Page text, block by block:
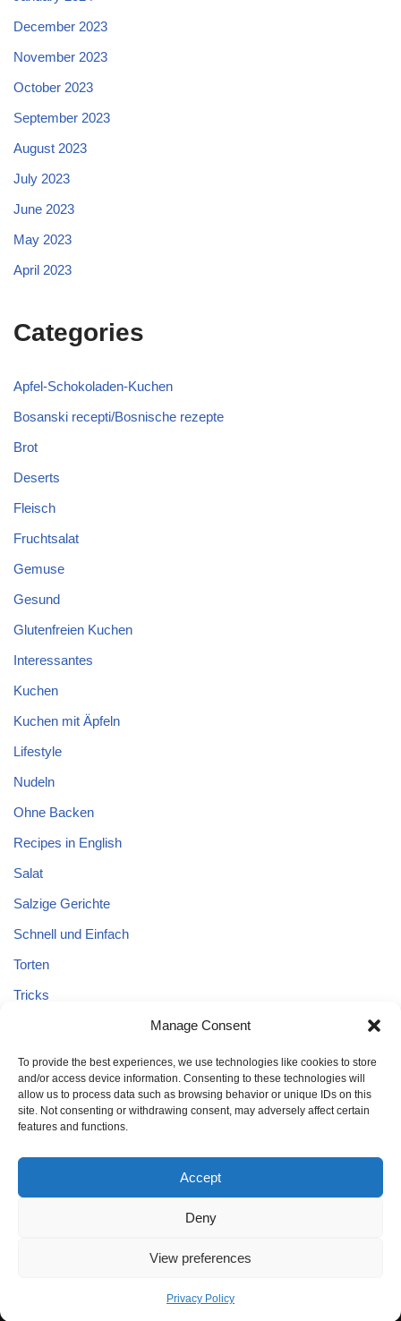
Manage Consent
To provide the best experiences, we use technologies like cookies to store
and/or access device information. Consenting to these technologies will
allow us to process data such as browsing behavior or unique IDs on this
site. Not consenting or withdrawing consent, may adversely affect certain
features and functions.
Accept
Deny
View preferences
Privacy Policy
December 2023
November 2023
October 2023
September 2023
August 2023
July 2023
June 2023
May 2023
April 2023
Categories
Apfel-Schokoladen-Kuchen
Bosanski recepti/Bosnische rezepte
Brot
Deserts
Fleisch
Fruchtsalat
Gemuse
Gesund
Glutenfreien Kuchen
Interessantes
Kuchen
Kuchen mit Äpfeln
Lifestyle
Nudeln
Ohne Backen
Recipes in English
Salat
Salzige Gerichte
Schnell und Einfach
Torten
Tricks
Uncategorized
Vegane Kuchen
Schnell und Einfach
Gesund
| Powered byWordPress